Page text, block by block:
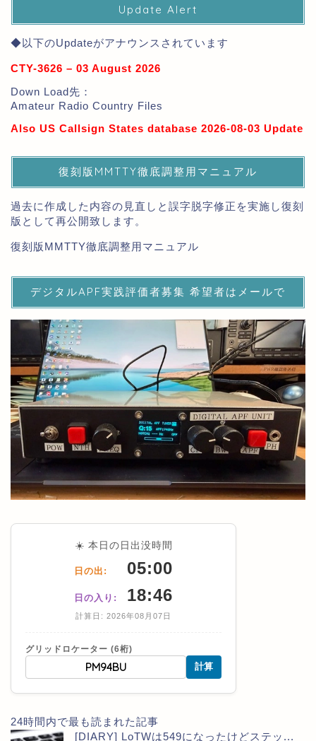
Update Alert
◆以下のUpdateがアナウンスされています
CTY-3626 – 03 August 2026
Down Load先：
Amateur Radio Country Files
Also US Callsign States database 2026-08-03 Update
復刻版MMTTY徹底調整用マニュアル
過去に作成した内容の見直しと誤字脱字修正を実施し復刻
版として再公開致します。
復刻版MMTTY徹底調整用マニュアル
デジタルAPF実践評価者募集 希望者はメールで
☀️ 本日の日出没時間
日の出: 05:00
日の入り: 18:46
計算日: 2026年08月07日
グリッドロケーター (6桁)
計算
24時間内で最も読まれた記事
[DIARY] LoTWは549になったけどステッ...